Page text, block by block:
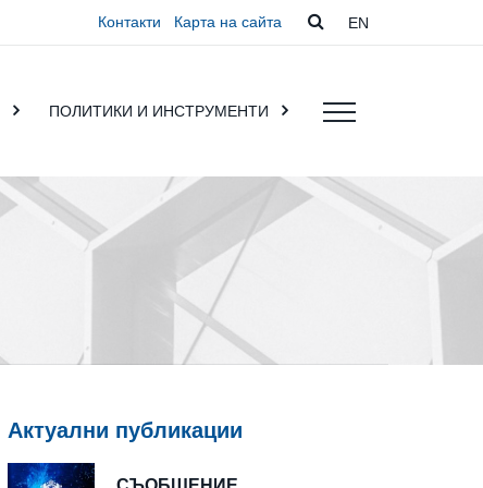
Контакти Карта на сайта EN
ПОЛИТИКИ И ИНСТРУМЕНТИ
Актуални публикации